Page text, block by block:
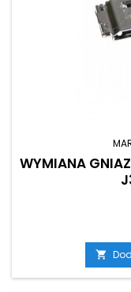
WYMIANA
